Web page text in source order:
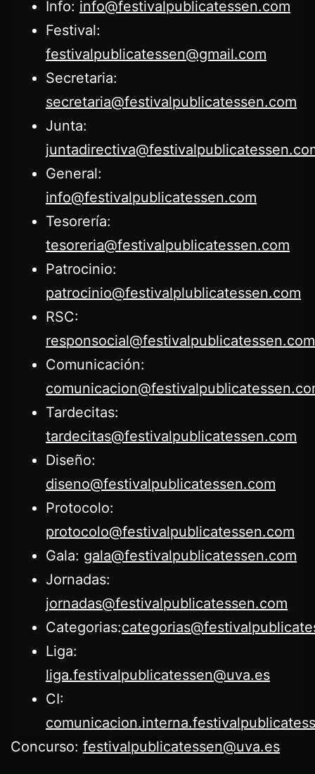
Info: info@festivalpublicatessen.com
Festival:
festivalpublicatessen@gmail.com
Secretaria:
secretaria@festivalpublicatessen.com
Junta:
General:
info@festivalpublicatessen.com
Tesorería:
tesoreria@festivalpublicatessen.com
Patrocinio:
patrocinio@festivalplublicatessen.com
RSC:
responsocial@festivalpublicatessen.com
Comunicación:
Tardecitas:
tardecitas@festivalpublicatessen.com
Diseño:
diseno@festivalpublicatessen.com
Protocolo:
protocolo@festivalpublicatessen.com
Gala: gala@festivalpublicatessen.com
Jornadas:
jornadas@festivalpublicatessen.com
Categorias:
Liga:
liga.festivalpublicatessen@uva.es
CI:
Concurso: festivalpublicatessen@uva.es